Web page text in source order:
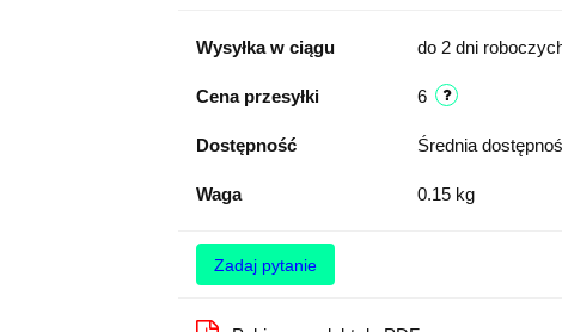
Wysyłka w ciągu do 2 dni
Cena przesyłki 6
Dostępność Średnia
Waga 0.15 kg
Zadaj pytanie